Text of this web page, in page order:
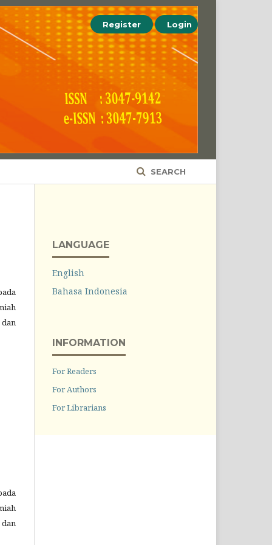
SEARCH
Register Login
LANGUAGE
English
Bahasa Indonesia
INFORMATION
For Readers
For Authors
For Librarians